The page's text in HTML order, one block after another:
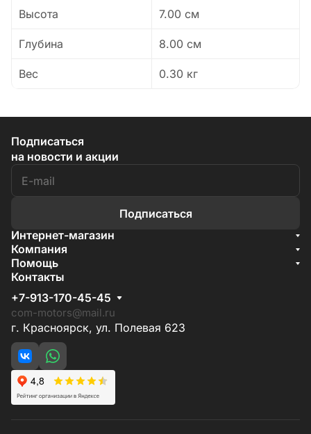
Высота 7.00 см
Глубина 8.00 см
Вес 0.30 кг
Подписаться
на новости и акции
Подписаться
Интернет-магазин
Акции
Бренды
Компания
О компании
Документы
Условия поставки
Отзывы
Помощь
Условия доставки
Способы оплаты
Гарантия на товар
Контакты
+7-913-170-45-45
com-motors@mail.ru
г. Красноярск, ул. Полевая 623